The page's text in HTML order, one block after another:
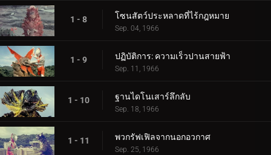
1 - 8 โซนสัตว์ประหลาดที่ไร้กฎหมาย
Sep. 04, 1966
1 - 9 ปฏิบัติการ: ความเร็วปานสายฟ้า
Sep. 11, 1966
1 - 10 ฐานไดโนเสาร์ลึกลับ
Sep. 18, 1966
1 - 11 พวกรัฟเฟิลจากนอกอวกาศ
Sep. 25, 1966